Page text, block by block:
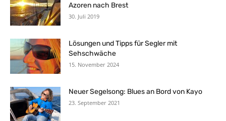
Azoren nach Brest
30. Juli 2019
Lösungen und Tipps für Segler mit
Sehschwäche
15. November 2024
Neuer Segelsong: Blues an Bord von Kayo
23. September 2021